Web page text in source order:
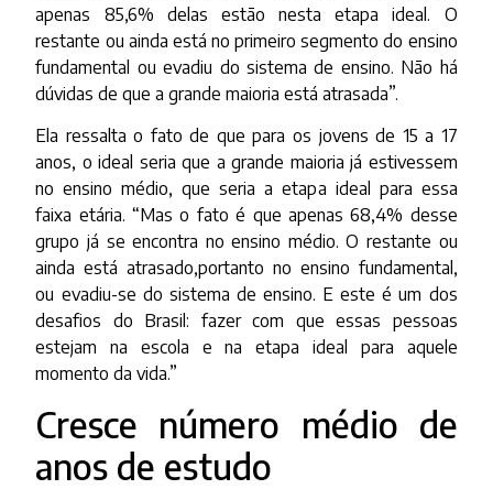
apenas 85,6% delas estão nesta etapa ideal. O
restante ou ainda está no primeiro segmento do ensino
fundamental ou evadiu do sistema de ensino. Não há
dúvidas de que a grande maioria está atrasada”.
Ela ressalta o fato de que para os jovens de 15 a 17
anos, o ideal seria que a grande maioria já estivessem
no ensino médio, que seria a etapa ideal para essa
faixa etária. “Mas o fato é que apenas 68,4% desse
grupo já se encontra no ensino médio. O restante ou
ainda está atrasado,portanto no ensino fundamental,
ou evadiu-se do sistema de ensino. E este é um dos
desafios do Brasil: fazer com que essas pessoas
estejam na escola e na etapa ideal para aquele
momento da vida.”
Cresce número médio de
anos de estudo